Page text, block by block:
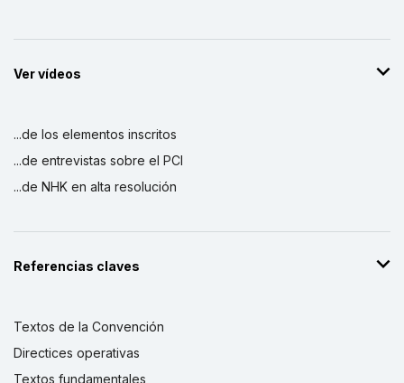
Ver vídeos
...de los elementos inscritos
...de entrevistas sobre el PCI
...de NHK en alta resolución
Referencias claves
Textos de la Convención
Directices operativas
Textos fundamentales